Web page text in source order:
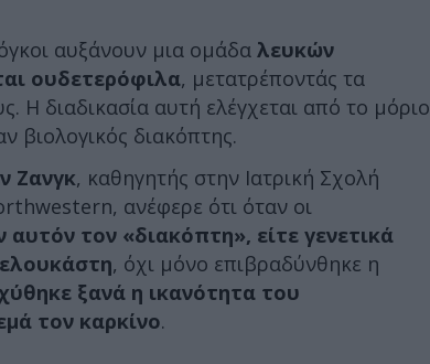
αυξάνουν μια ομάδα λευκών
ουδετερόφιλα, μετατρέποντάς τα
Η διαδικασία αυτή ελέγχεται από το μόριο
βιολογικός διακόπτης.
Ζανγκ, καθηγητής στην Ιατρική Σχολή
ανέφερε ότι όταν οι
τον «διακόπτη», είτε γενετικά
, όχι μόνο επιβραδύνθηκε η
ξανά η ικανότητα του
τον καρκίνο.